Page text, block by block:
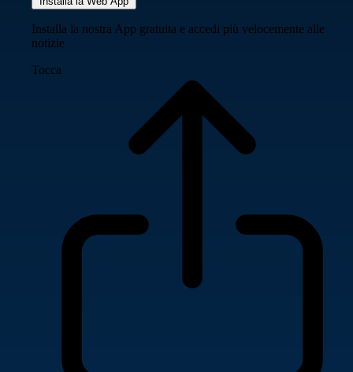
Installa la nostra App gratuita e accedi più velocemente alle
notizie
Tocca